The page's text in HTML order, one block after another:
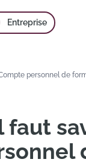
Entreprise
personnel de
faut